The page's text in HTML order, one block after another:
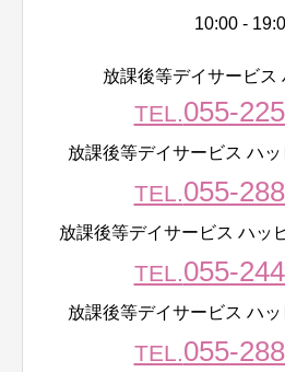
10:00 -
放課後等デイサービス
TEL.055-
放課後等デイサービス ハ
TEL.055-
放課後等デイサービス ハッ
TEL.055-
放課後等デイサービス ハ
TEL.055-